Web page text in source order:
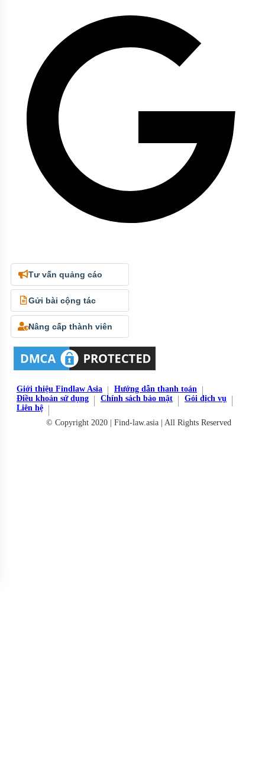
Tư vấn quảng cáo
Gửi bài cộng tác
Nâng cấp thành viên
Giới thiệu Findlaw Asia
Hướng dẫn thanh toán
Điều khoản sử dụng
Chính sách bảo mật
Gói dịch vụ
Liên hệ
© Copyright 2020 | Find-law.asia | All Rights Reserved